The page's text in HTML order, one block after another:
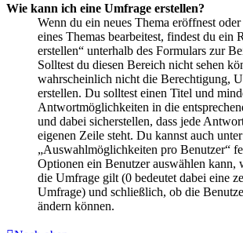
Wie kann ich eine Umfrage erstellen?
Wenn du ein neues Thema eröffnest
eines Themas bearbeitest, findest du ein
erstellen“ unterhalb des Formulars zur
Solltest du diesen Bereich nicht sehen
wahrscheinlich nicht die Berechtigung,
erstellen. Du solltest einen Titel und
Antwortmöglichkeiten in die
und dabei sicherstellen, dass jede
eigenen Zeile steht. Du kannst auch unter
„Auswahlmöglichkeiten pro Benutzer“
Optionen ein Benutzer auswählen kann,
die Umfrage gilt (0 bedeutet dabei eine
Umfrage) und schließlich, ob die
ändern können.